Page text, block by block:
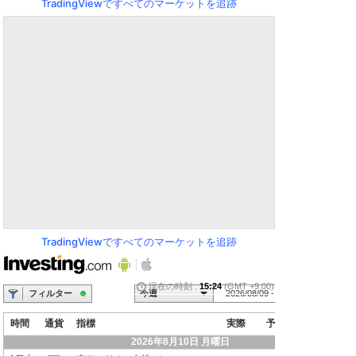
TradingViewですべてのマーケットを追跡
TradingViewですべてのマーケットを追跡